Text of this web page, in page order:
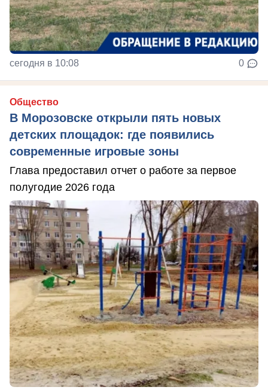
сегодня в 10:08 0
Общество
В Морозовске открыли пять новых
детских площадок: где появились
современные игровые зоны
Глава предоставил отчет о работе за первое
полугодие 2026 года